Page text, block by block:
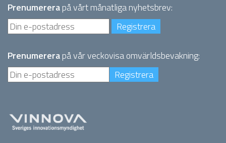
Prenumererapå vårt månatliga nyhetsbrev:
Prenumererapå vår veckovisa omvärldsbevakning: